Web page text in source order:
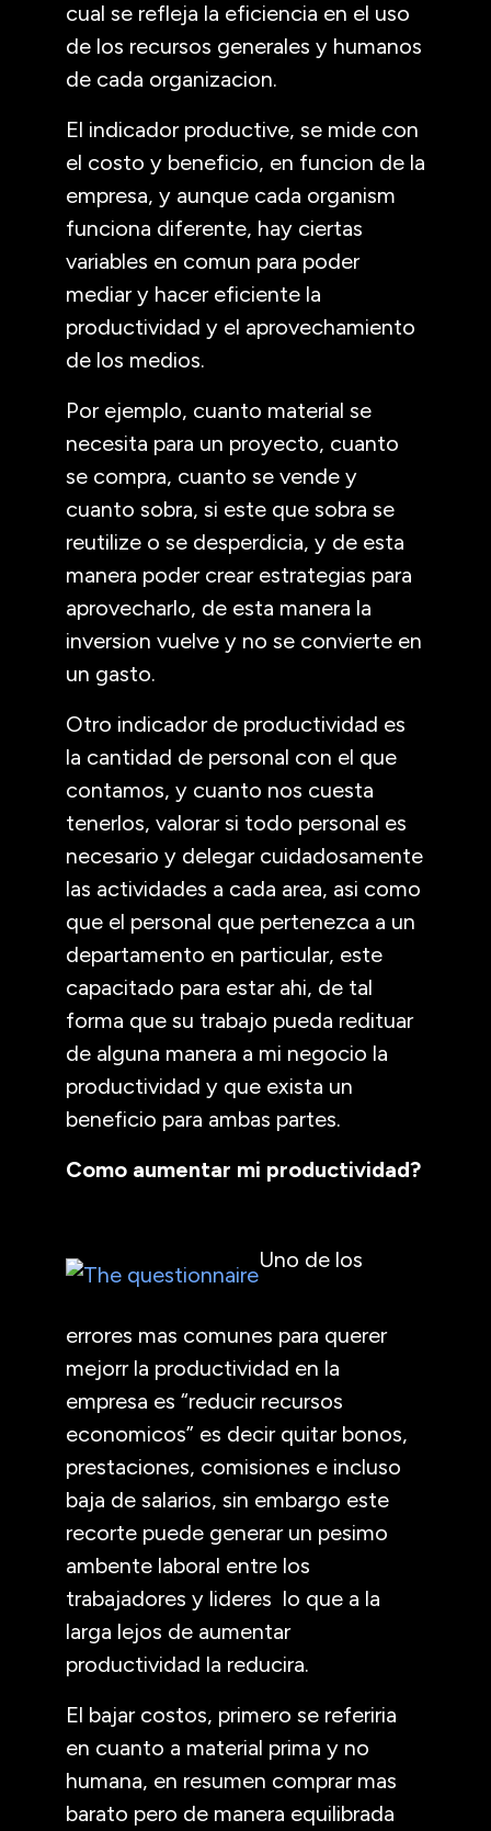
cual se refleja la eficiencia en el uso
de los recursos generales y humanos
de cada organizacion.
El indicador productive, se mide con
el costo y beneficio, en funcion de la
empresa, y aunque cada organism
funciona diferente, hay ciertas
variables en comun para poder
mediar y hacer eficiente la
productividad y el aprovechamiento
de los medios.
Por ejemplo, cuanto material se
necesita para un proyecto, cuanto
se compra, cuanto se vende y
cuanto sobra, si este que sobra se
reutilize o se desperdicia, y de esta
manera poder crear estrategias para
aprovecharlo, de esta manera la
inversion vuelve y no se convierte en
un gasto.
Otro indicador de productividad es
la cantidad de personal con el que
contamos, y cuanto nos cuesta
tenerlos, valorar si todo personal es
necesario y delegar cuidadosamente
las actividades a cada area, asi como
que el personal que pertenezca a un
departamento en particular, este
capacitado para estar ahi, de tal
forma que su trabajo pueda redituar
de alguna manera a mi negocio la
productividad y que exista un
beneficio para ambas partes.
Como aumentar mi productividad?
Uno de los
errores mas comunes para querer
mejorr la productividad en la
empresa es “reducir recursos
economicos” es decir quitar bonos,
prestaciones, comisiones e incluso
baja de salarios, sin embargo este
recorte puede generar un pesimo
ambente laboral entre los
trabajadores y lideres lo que a la
larga lejos de aumentar
productividad la reducira.
El bajar costos, primero se referiria
en cuanto a material prima y no
humana, en resumen comprar mas
barato pero de manera equilibrada